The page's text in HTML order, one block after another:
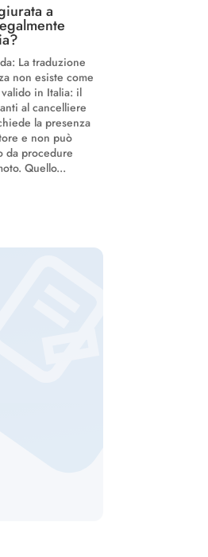
a
La traduzione
non esiste come
in Italia: il
al cancelliere
la presenza
e non può
da procedure
Quello...